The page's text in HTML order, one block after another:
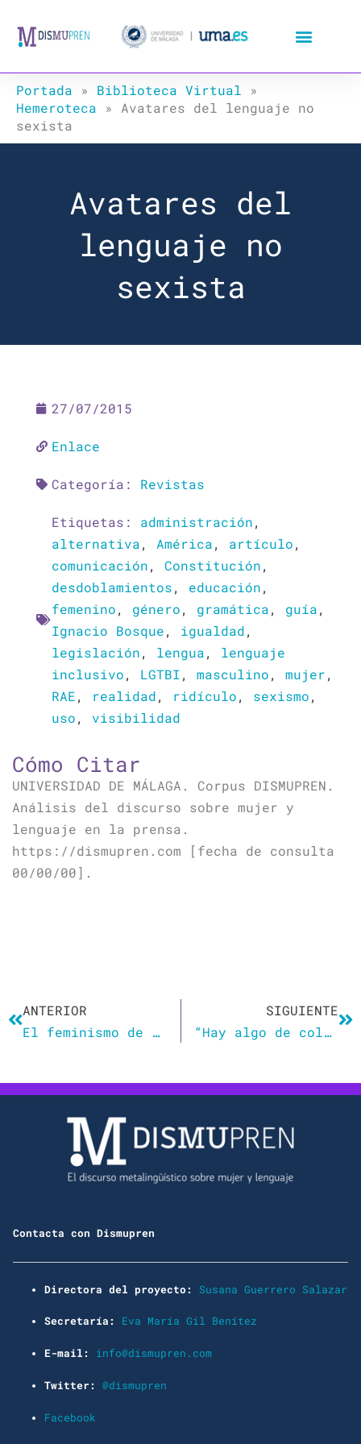
Portada » Biblioteca Virtual »
Hemeroteca » Avatares del lenguaje no
sexista
Avatares del
lenguaje no
sexista
27/07/2015
Enlace
Categoría: Revistas
Etiquetas: administración,
alternativa, América, artículo,
comunicación, Constitución,
desdoblamientos, educación,
femenino, género, gramática, guía,
Ignacio Bosque, igualdad,
legislación, lengua, lenguaje
inclusivo, LGTBI, masculino, mujer,
RAE, realidad, ridículo, sexismo,
uso, visibilidad
Cómo Citar
UNIVERSIDAD DE MÁLAGA. Corpus DISMUPREN.
Análisis del discurso sobre mujer y
lenguaje en la prensa.
https://dismupren.com [fecha de consulta
00/00/00].
ANTERIOR
El feminismo de la RAE y la invisibilidad de la mujer
SIGUIENTE
“Hay algo de colonialismo en el liderazgo que quiere tener la RAE”
Contacta con Dismupren
Directora del proyecto: Susana Guerrero Salazar
Secretaría: Eva María Gil Benítez
E-mail: info@dismupren.com
Twitter: @dismupren
Facebook